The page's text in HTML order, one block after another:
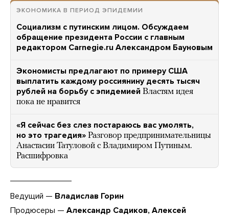
ЭКОНОМИКА В ПЕРИОД ЭПИДЕМИИ
Социализм с путинским лицом. Обсуждаем
обращение президента России с главным
редактором Carnegie.ru Александром Бауновым
Экономисты предлагают по примеру США
выплатить каждому россиянину десять тысяч
рублей на борьбу с эпидемией Властям идея
пока не нравится
«Я сейчас без слез постараюсь вас умолять,
но это трагедия» Разговор предпринимательницы
Анастасии Татуловой с Владимиром Путиным.
Расшифровка
Ведущий — Владислав Горин
Продюсеры — Александр Садиков, Алексей